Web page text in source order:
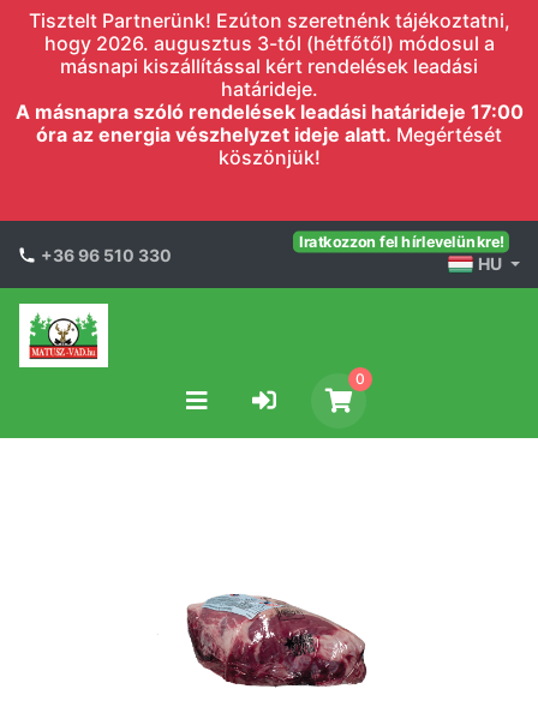
Tisztelt Partnerünk! Ezúton szeretnénk tájékoztatni,
hogy 2026. augusztus 3-tól (hétfőtől) módosul a
másnapi kiszállítással kért rendelések leadási
határideje.
A másnapra szóló rendelések leadási határideje 17:00
óra az energia vészhelyzet ideje alatt. Megértését
köszönjük!
+36 96 510 330
Iratkozzon fel hírlevelünkre!
HU
0